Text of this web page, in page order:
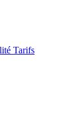
Tarifs